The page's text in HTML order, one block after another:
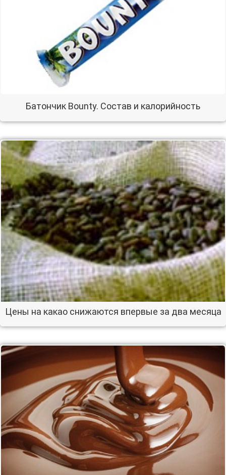
Батончик Bounty. Состав и калорийность
Цены на какао снижаются впервые за два месяца